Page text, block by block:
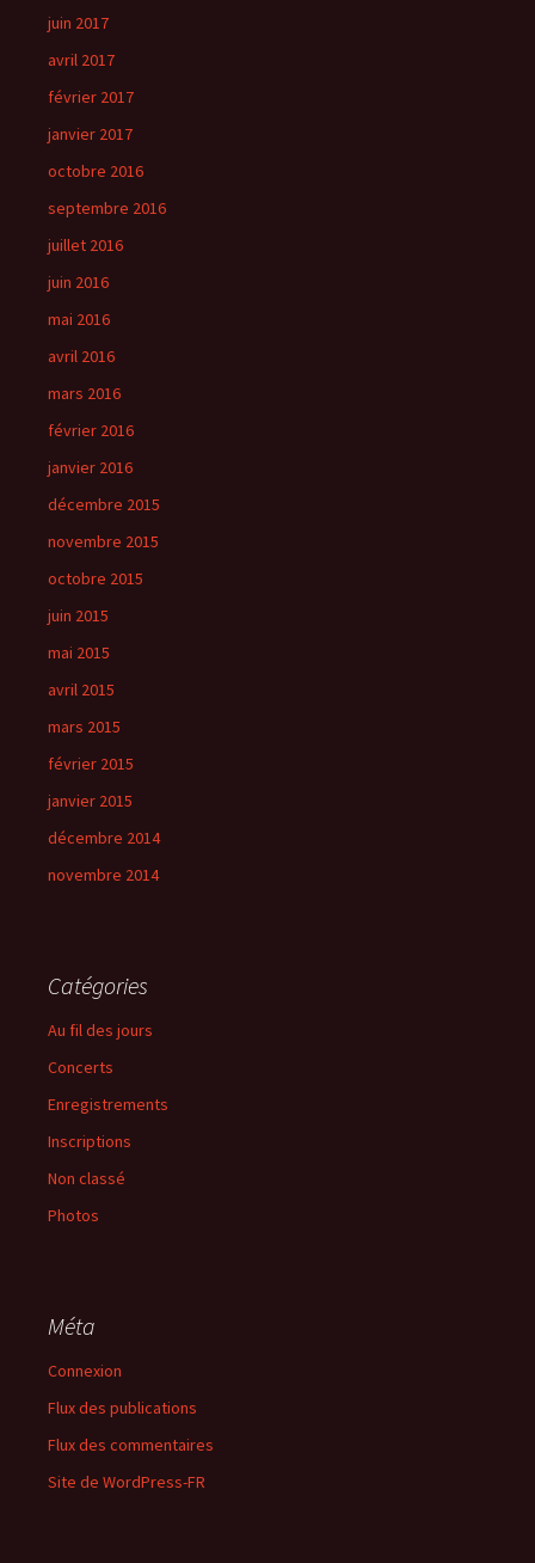
juin 2017
avril 2017
février 2017
janvier 2017
octobre 2016
septembre 2016
juillet 2016
juin 2016
mai 2016
avril 2016
mars 2016
février 2016
janvier 2016
décembre 2015
novembre 2015
octobre 2015
juin 2015
mai 2015
avril 2015
mars 2015
février 2015
janvier 2015
décembre 2014
novembre 2014
Catégories
Au fil des jours
Concerts
Enregistrements
Inscriptions
Non classé
Photos
Méta
Connexion
Flux des publications
Flux des commentaires
Site de WordPress-FR